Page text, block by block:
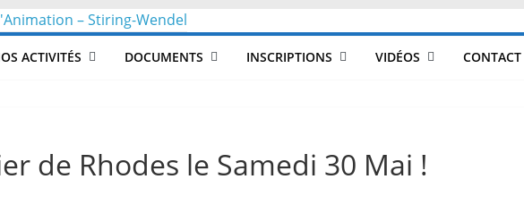
CLéA
Collectif
ACTIVITÉS DOCUMENTS INSCRIPTIONS VIDÉOS CONTACT
de Rhodes le Samedi 30 Mai !